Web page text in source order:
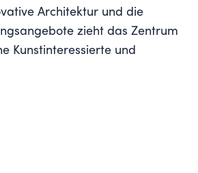
Architektur und die
zieht das Zentrum
Kunstinteressierte und